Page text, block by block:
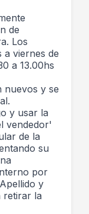
de
Los
a viernes de
a 13.00hs
nuevos y se
y usar la
vendedor'
de la
su
por
y
retirar la